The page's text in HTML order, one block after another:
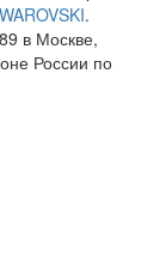
.
в Москве,
России по